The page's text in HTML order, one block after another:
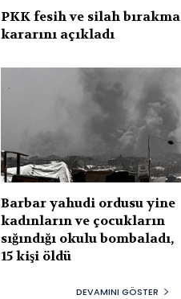
PKK fesih ve silah bırakma
kararını açıkladı
Barbar yahudi ordusu yine
kadınların ve çocukların
sığındığı okulu bombaladı,
15 kişi öldü
DEVAMINI GÖSTER